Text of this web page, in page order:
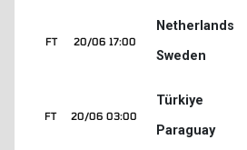
20/06 17:00
FT
Netherlands
Sweden
20/06 03:00
FT
Türkiye
Paraguay